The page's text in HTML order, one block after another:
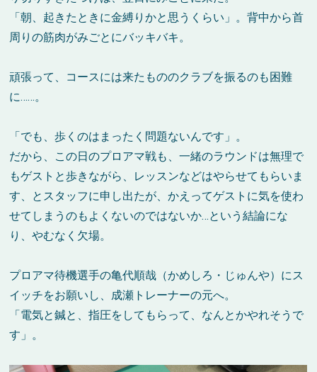
「朝、起きたときに金縛りかと思うくらい」。背中から首
周りの筋肉がみごとにバッキバキ。
頑張って、コースには来たもののクラブを振るのも困難
に……。
「でも、歩くのはまったく問題ないんです」。
だから、この日のプロアマ戦も、一緒のラウンドは無理で
もゲストと歩きながら、レッスンなどはやらせてもらいま
す、とスタッフに申し出たが、かえってゲストに気を使わ
せてしまうのもよくないのではないか…という結論にな
り、やむなく欠場。
プロアマ待機選手の亀代順哉（かめしろ・じゅんや）にス
イッチをお願いし、成瀬トレーナーの元へ。
「電気と鍼と、指圧をしてもらって、なんとかやれそうで
す」。